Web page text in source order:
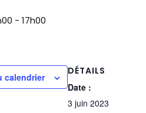
- 17h00
calendrier
DÉTAILS
Date :
3 juin 2023